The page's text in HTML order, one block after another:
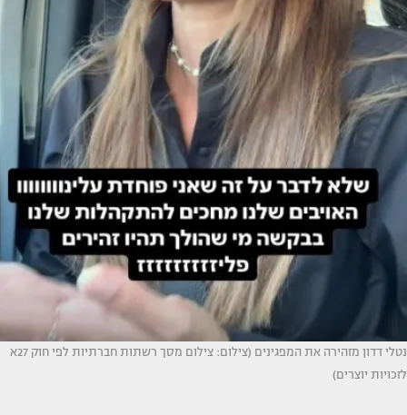
נטלי דדון מזהירה את המפגינים (צילום: צילום מסך רשתות חברתיות לפי חוק 27א
לזכויות יוצרים)